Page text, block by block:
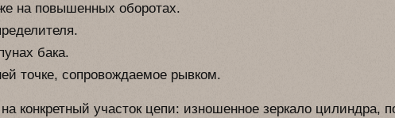
на повышенных оборотах.
бака.
точке, сопровождаемое рывком.
конкретный участок цепи: изношенное зеркало цилиндра,